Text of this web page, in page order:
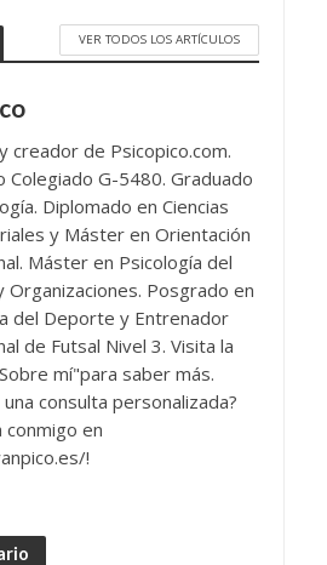
VER TODOS LOS ARTÍCULOS
creador de Psicopico.com.
Colegiado G-5480. Graduado
Diplomado en Ciencias
y Máster en Orientación
Máster en Psicología del
Organizaciones. Posgrado en
del Deporte y Entrenador
de Futsal Nivel 3. Visita la
mí"para saber más.
consulta personalizada?
conmigo en
!